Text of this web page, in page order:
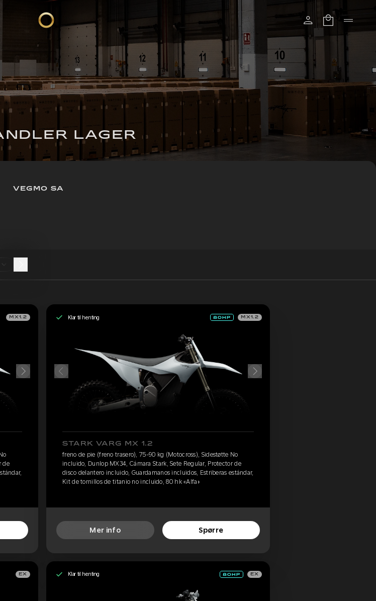
LAGER
VEGMO SA
MX1.2
de
Klar til henting MX1.2
STARK VARG MX 1.2
freno de pie (freno trasero), 75-90 kg (Motocross), Sidestøtte No
incluido, Dunlop MX34, Cámara Stark, Sete Regular, Protector de
disco delantero incluido, Guardamanos incluidos, Estriberas estándar,
Kit de tornillos de titanio no incluido, 80 hk «Alfa»
Mer info Spørre
EX Klar til henting EX